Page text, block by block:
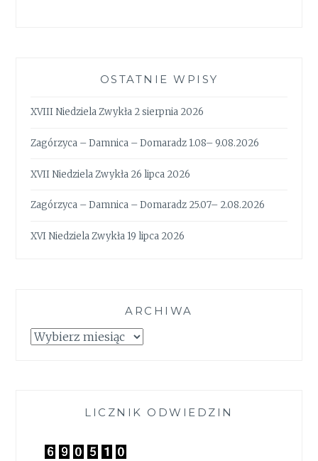
OSTATNIE WPISY
XVIII Niedziela Zwykła 2 sierpnia 2026
Zagórzyca – Damnica – Domaradz 1.08– 9.08.2026
XVII Niedziela Zwykła 26 lipca 2026
Zagórzyca – Damnica – Domaradz 25.07– 2.08.2026
XVI Niedziela Zwykła 19 lipca 2026
ARCHIWA
Archiwa
LICZNIK ODWIEDZIN